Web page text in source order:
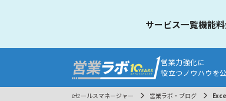
営業力強化に
役立つノウハウを
サービス一覧機能
eセールスマネージャー 営業ラボ・ブログ